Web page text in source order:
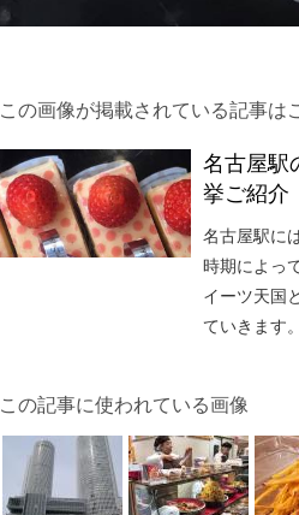
この画像が掲載されている記事は
名古屋駅
挙ご紹介
名古屋駅に
時期によっ
イーツ天国
ていきます。
この記事に使われている画像